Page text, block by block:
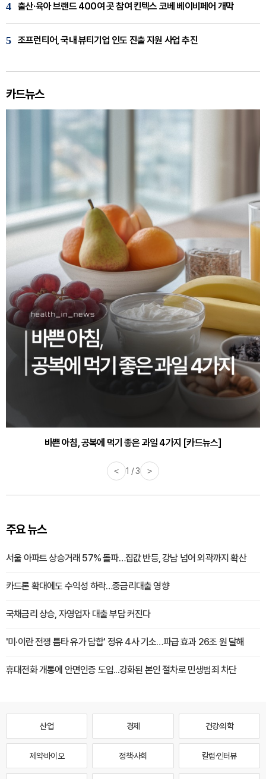
4 출산·육아 브랜드 400여 곳 참여 킨텍스 코베 베이비페어 개막
5 조프런티어, 국내 뷰티기업 인도 진출 지원 사업 추진
카드뉴스
바쁜 아침, 공복에 먹기 좋은 과일 4가지 [카드뉴스]
< 1 / 3 >
주요 뉴스
서울 아파트 상승거래 57% 돌파…집값 반등, 강남 넘어 외곽까지 확산
카드론 확대에도 수익성 하락…중금리대출 영향
국채금리 상승, 자영업자 대출 부담 커진다
'미·이란 전쟁 틈타 유가 담합' 정유 4사 기소…파급 효과 26조 원 달해
휴대전화 개통에 안면인증 도입...강화된 본인 절차로 민생범죄 차단
산업 경제 건강·의학
제약·바이오 정책·사회 칼럼·인터뷰